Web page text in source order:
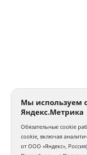
Мы используем
Яндекс.Метрика
Обязательные cookie
cookie, включая
от ООО «Яндекс»,